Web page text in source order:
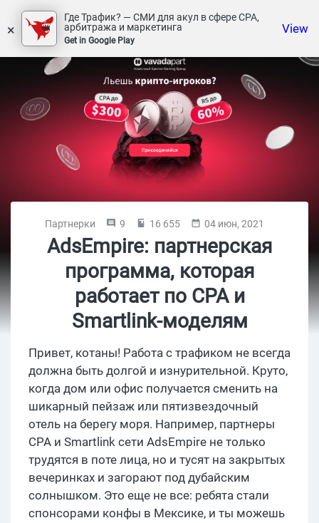
×
Где Трафик? — СМИ для акул в сфере СРА,
арбитража и маркетинга
Get in Google Play
View
Партнерки 9 16 655 04 июн, 2021
AdsEmpire: партнерская
программа, которая
работает по СPA и
Smartlink-моделям
Привет, котаны! Работа с трафиком не всегда
должна быть долгой и изнурительной. Круто,
когда дом или офис получается сменить на
шикарный пейзаж или пятизвездочный
отель на берегу моря. Например, партнеры
CPA и Smartlink сети AdsEmpire не только
трудятся в поте лица, но и тусят на закрытых
вечеринках и загорают под дубайским
солнышком. Это еще не все: ребята стали
спонсорами конфы в Мексике, и ты можешь